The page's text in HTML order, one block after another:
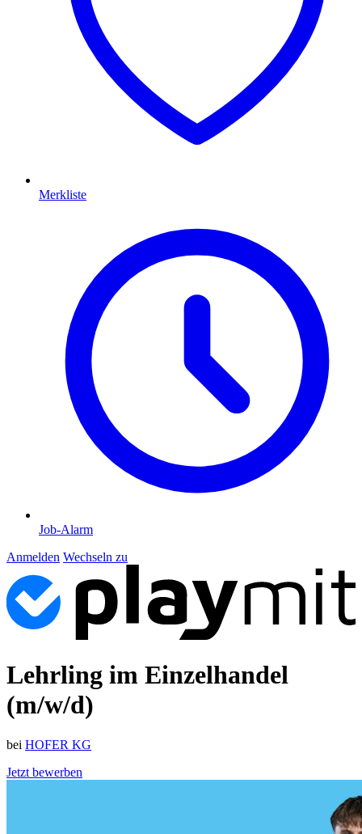
Merkliste
Job-Alarm
Anmelden Wechseln zu
Lehrling im Einzelhandel
(m/w/d)
bei HOFER KG
Jetzt bewerben